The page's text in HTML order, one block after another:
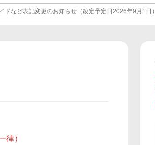
ドなど表記変更のお知らせ（改定予定日2026年9月1日）
律）